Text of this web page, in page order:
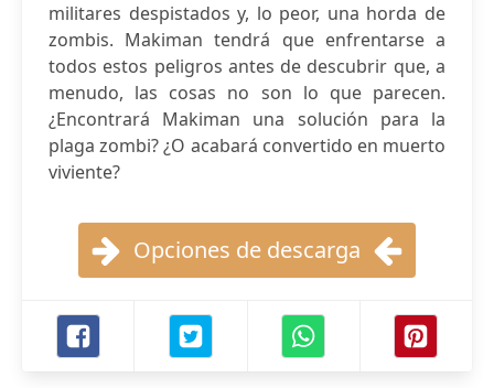
militares despistados y, lo peor, una horda de
zombis. Makiman tendrá que enfrentarse a
todos estos peligros antes de descubrir que, a
menudo, las cosas no son lo que parecen.
¿Encontrará Makiman una solución para la
plaga zombi? ¿O acabará convertido en muerto
viviente?
Opciones de descarga